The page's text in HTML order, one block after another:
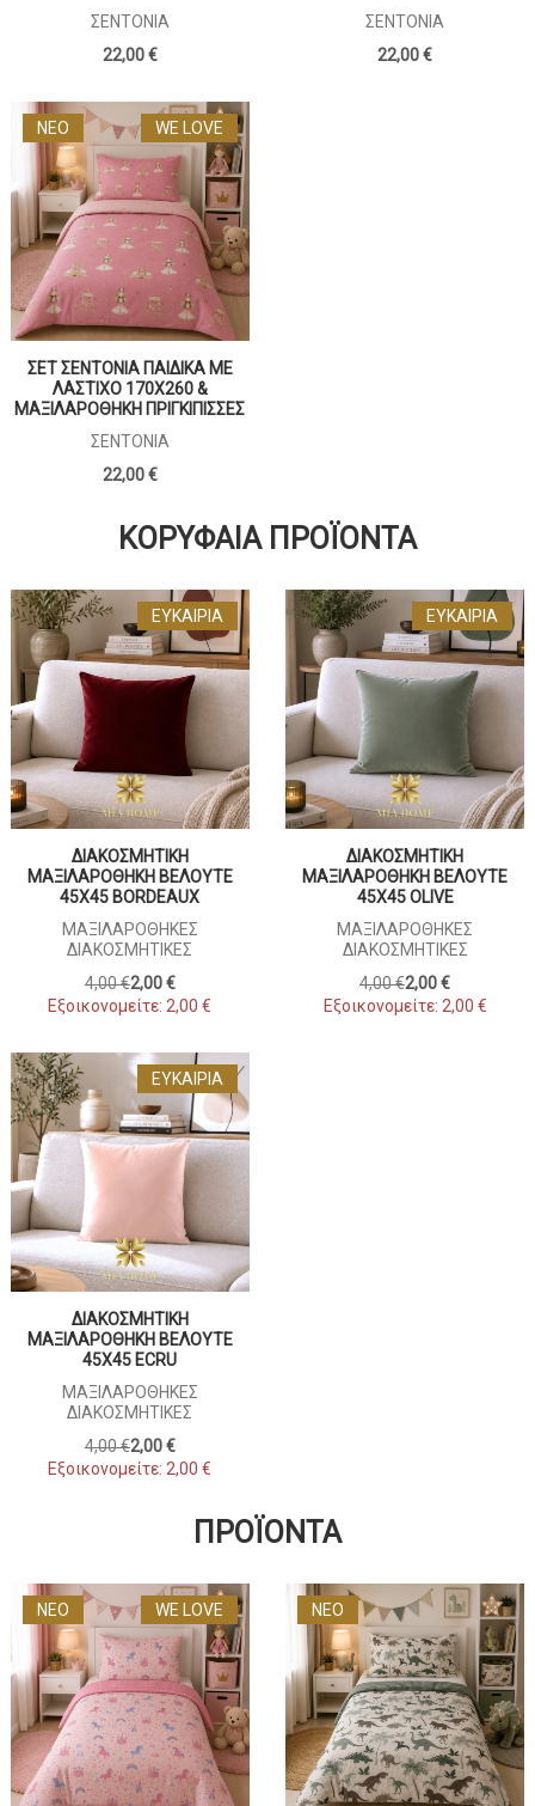
ΣΕΝΤΌΝΙΑ
22,00 €
ΣΕΝΤΌΝΙΑ
22,00 €
ΝΕΟ WE LOVE
ΣΕΤ ΣΕΝΤΟΝΙΑ ΠΑΙΔΙΚΑ ΜΕ
ΛΑΣΤΙΧΟ 170Χ260 &
ΜΑΞΙΛΑΡΟΘΗΚΗ ΠΡΙΓΚΙΠΙΣΣΕΣ
ΣΕΝΤΌΝΙΑ
22,00 €
ΚΟΡΥΦΑΊΑ ΠΡΟΪΌΝΤΑ
ΕΥΚΑΙΡΊΑ
ΔΙΑΚΟΣΜΗΤΙΚΗ
ΜΑΞΙΛΑΡΟΘΗΚΗ ΒΕΛΟΥΤΕ
45X45 BORDEAUX
ΜΑΞΙΛΑΡΟΘΉΚΕΣ
ΔΙΑΚΟΣΜΗΤΙΚΈΣ
4,00 €2,00 €
Εξοικονομείτε:2,00 €
ΕΥΚΑΙΡΊΑ
ΔΙΑΚΟΣΜΗΤΙΚΗ
ΜΑΞΙΛΑΡΟΘΗΚΗ ΒΕΛΟΥΤΕ
45X45 OLIVE
ΜΑΞΙΛΑΡΟΘΉΚΕΣ
ΔΙΑΚΟΣΜΗΤΙΚΈΣ
4,00 €2,00 €
Εξοικονομείτε: 2,00 €
ΕΥΚΑΙΡΊΑ
ΔΙΑΚΟΣΜΗΤΙΚΗ
ΜΑΞΙΛΑΡΟΘΗΚΗ ΒΕΛΟΥΤΕ
45X45 ECRU
ΜΑΞΙΛΑΡΟΘΉΚΕΣ
ΔΙΑΚΟΣΜΗΤΙΚΈΣ
4,00 €2,00 €
Εξοικονομείτε:2,00 €
ΠΡΟΪΌΝΤΑ
ΝΕΟ WE LOVE ΝΕΟ